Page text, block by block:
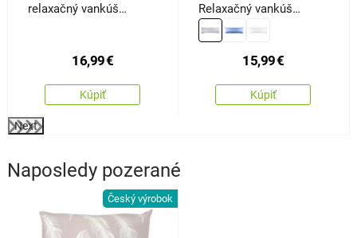
relaxačný vankúš
16,99€
Kúpiť
Relaxačný vankúš
Náhradný manžel
svetlosivá, 45 x 120 cm
15,99€
Kúpiť
Next
Naposledy pozerané
Český výrobok